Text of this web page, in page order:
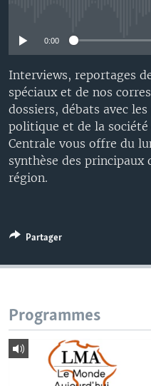
0:00
Interviews, reportages
spéciaux et de nos
dossiers, débats avec
politique et de la
Centrale vous offre du
synthèse des principaux
région.
Partager
Programmes